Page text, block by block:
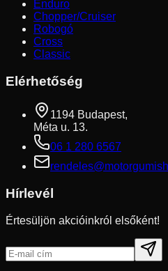
Enduro
Chopper/Cruiser
Robogó
Cross
Classic
Elérhetőség
1194 Budapest,
Méta u. 13.
06 1 280 6567
Hírlevél
Értesüljön akcióinkról elsőként!